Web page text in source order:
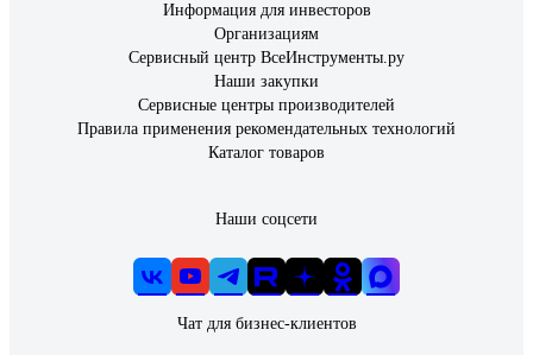
Информация для инвесторов
Организациям
Сервисный центр ВсеИнструменты.ру
Наши закупки
Сервисные центры производителей
Правила применения рекомендательных технологий
Каталог товаров
Наши соцсети
Чат для бизнес-клиентов